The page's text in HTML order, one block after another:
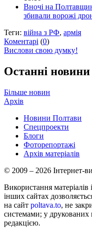
Вночі на
збивали ворожі
Теги: війна з РФ, армія
Коментарі (0)
Вислови свою думку!
Останні новини
Більше новин
Архів
Новини Полтави
Спецпроекти
Блоги
Фоторепортажі
Архів матеріалів
© 2009 – 2026 Інтернет-
Використання
інших сайтах
на сайт poltava.to, не
системами; у
редакцією.